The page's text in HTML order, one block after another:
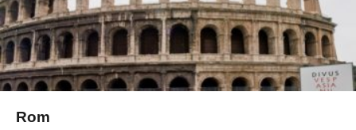
Rom